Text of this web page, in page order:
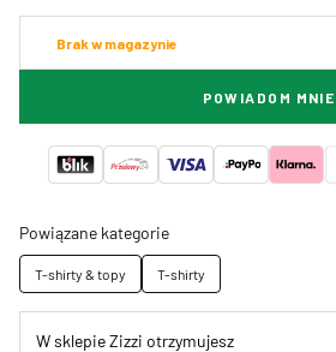
Brak w magazynie
POWIADOM MNIE
Powiązane kategorie
T-shirty & topy T-shirty
W sklepie Zizzi otrzymujesz